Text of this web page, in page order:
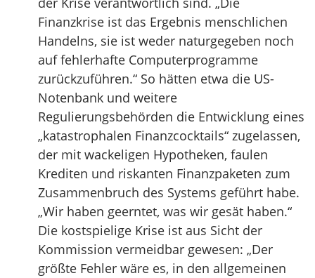
Finanzkrise ist das Ergebnis menschlichen
Handelns, sie ist weder naturgegeben noch
auf fehlerhafte Computerprogramme
zurückzuführen.“ So hätten etwa die US-
Notenbank und weitere
Regulierungsbehörden die Entwicklung eines
„katastrophalen Finanzcocktails“ zugelassen,
der mit wackeligen Hypotheken, faulen
Krediten und riskanten Finanzpaketen zum
Zusammenbruch des Systems geführt habe.
„Wir haben geerntet, was wir gesät haben.“
Die kostspielige Krise ist aus Sicht der
Kommission vermeidbar gewesen: „Der
größte Fehler wäre es, in den allgemeinen